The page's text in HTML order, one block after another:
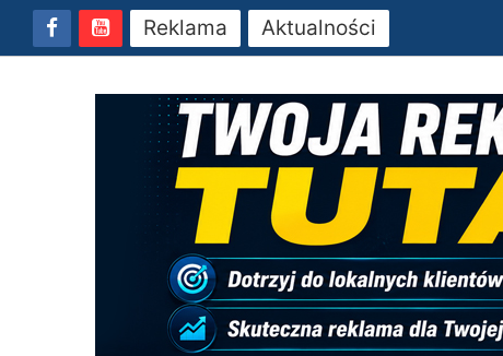
Reklama Aktualności